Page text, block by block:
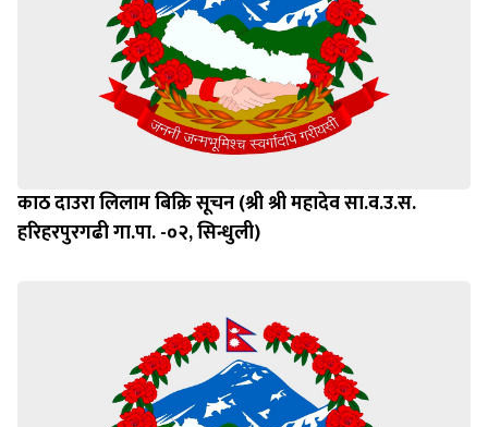
काठ दाउरा लिलाम बिक्रि सूचन (श्री श्री महादेव सा.व.उ.स.
हरिहरपुरगढी गा.पा. -०२, सिन्धुली)